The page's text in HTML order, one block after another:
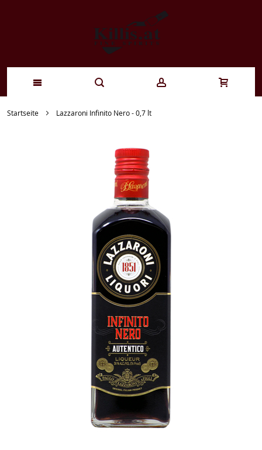
Zum
Startseite Lazzaroni Infinito Nero - 0,7 lt